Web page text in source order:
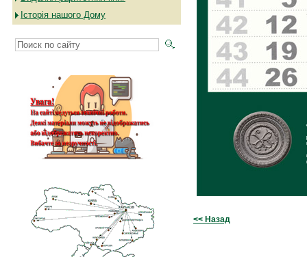
Історія нашого Дому
<< Назад